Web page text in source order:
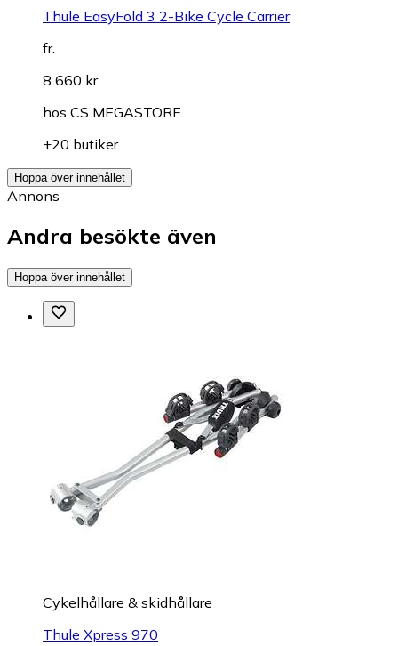
Thule EasyFold 3 2-Bike Cycle Carrier
fr.
8 660 kr
hos CS MEGASTORE
+20 butiker
Hoppa över innehållet
Annons
Andra besökte även
Hoppa över innehållet
Cykelhållare & skidhållare
Thule Xpress 970